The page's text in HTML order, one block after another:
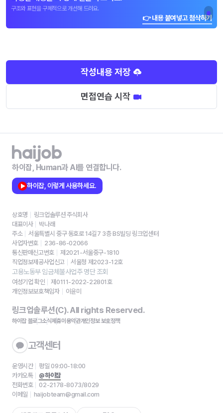
구조와 표현을 구체적으로 개선해 드려요.
👉 내용 붙여넣고 첨삭하기
작성내용 저장
면접연습 시작
하이잡, Human과 AI를 연결합니다.
하이잡, 이렇게 사용하세요.
상호명
링크업솔루션 주식회사
대표이사
박나래
주소
서울특별시 중구 동호로 14길7 3층 BS빌딩 링크업센터
사업자번호
236-86-02066
통신판매신고번호
제2021-서울중구-1810
직업정보제공사업신고
서울청 제2023-12호
고용노동부 임금체불사업주 명단 조회
여성기업 확인
제0111-2022-22801호
개인정보보호책임자
이윤미
링크업솔루션(C). All rights Reserved.
하이잡 블로그소식제휴이용약관개인정보 보호정책
고객센터
운영시간
평일 09:00-18:00
카카오톡
@하이잡
전화번호
02-2178-8073/8029
이메일
haijobteam@gmail.com